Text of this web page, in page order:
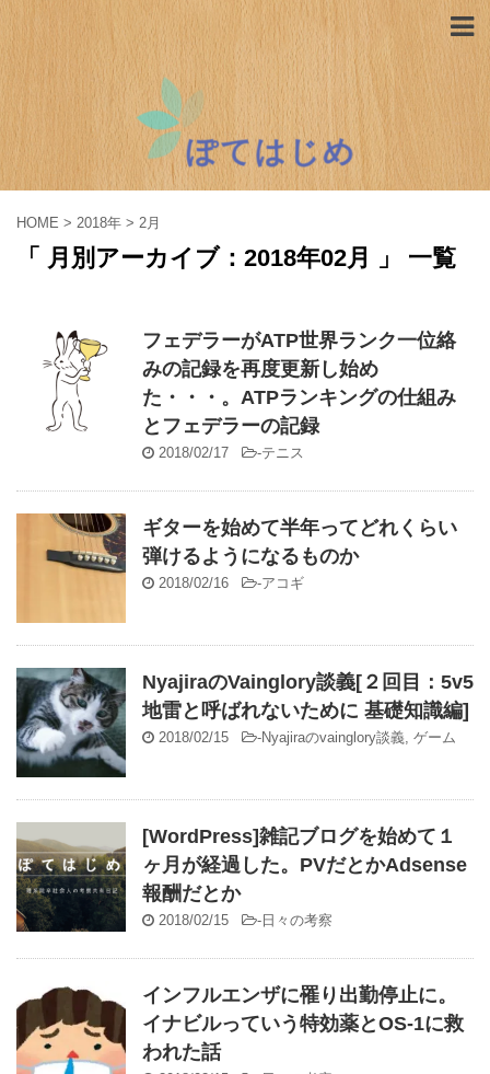
HOME > 2018年 > 2月
「 月別アーカイブ：2018年02月 」 一覧
フェデラーがATP世界ランク一位絡
みの記録を再度更新し始め
た・・・。ATPランキングの仕組み
とフェデラーの記録
2018/02/17 -テニス
ギターを始めて半年ってどれくらい
弾けるようになるものか
2018/02/16 -アコギ
NyajiraのVainglory談義[２回目：5v5
地雷と呼ばれないために 基礎知識編]
2018/02/15 -Nyajiraのvainglory談義, ゲーム
[WordPress]雑記ブログを始めて１
ヶ月が経過した。PVだとかAdsense
報酬だとか
2018/02/15 - 日々の考察
インフルエンザに罹り出勤停止に。
イナビルっていう特効薬とOS-1に救
われた話